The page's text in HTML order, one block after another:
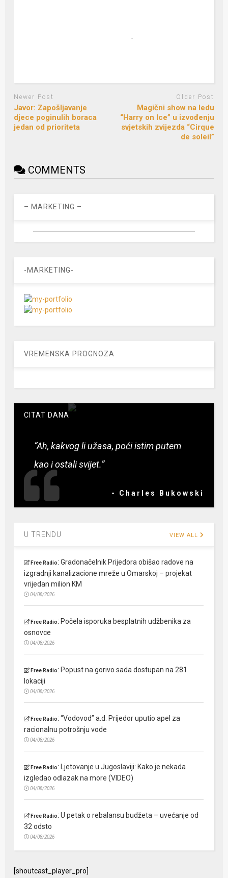
Newer Post
Javor: Zapošljavanje
djece poginulih boraca
jedan od prioriteta
Older Post
Magični show na ledu
“Harry on Ice” u izvođenju
svjetskih zvijezda “Cirque
de soleil”
COMMENTS
– MARKETING –
-MARKETING-
VREMENSKA PROGNOZA
CITAT DANA
“Ah, kakvog li užasa, poći istim putem
kao i ostali svijet.”
- Charles Bukowski
U TRENDU VIEW ALL
Free Radio:Gradonačelnik Prijedora obišao radove na
izgradnji kanalizacione mreže u Omarskoj – projekat
vrijedan milion KM
04/08/2026
Free Radio: Počela isporuka besplatnih udžbenika za
osnovce
04/08/2026
Free Radio: Popust na gorivo sada dostupan na 281
lokaciji
04/08/2026
Free Radio:“Vodovod” a.d. Prijedor uputio apel za
racionalnu potrošnju vode
04/08/2026
Free Radio:
Ljetovanje u Jugoslaviji: Kako je nekada
izgledao odlazak na more (VIDEO)
04/08/2026
Free Radio:U petak o rebalansu budžeta – uvećanje od
32 odsto
04/08/2026
[shoutcast_player_pro]